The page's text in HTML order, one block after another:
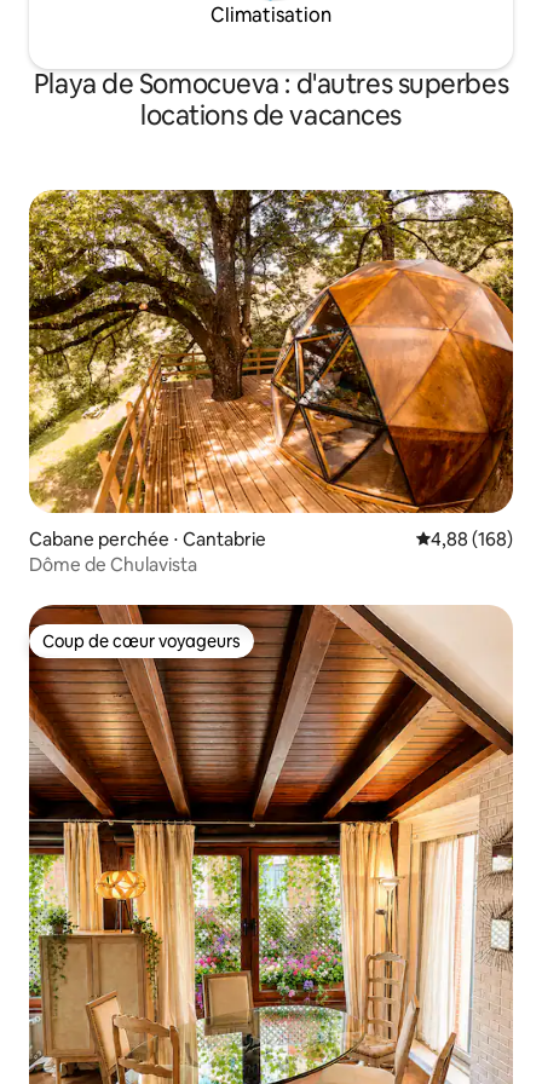
Climatisation
Playa de Somocueva : d'autres superbes
locations de vacances
Cabane perchée ⋅ Cantabrie Évaluation
4,88 (168)
Dôme de Chulavista
Coup de cœur voyageurs
Coup de cœur voyageurs